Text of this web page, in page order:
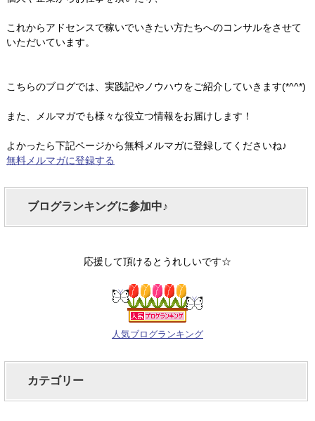
これからアドセンスで稼いでいきたい方たちへのコンサルをさせて
いただいています。
こちらのブログでは、実践記やノウハウをご紹介していきます(*^^*)
また、メルマガでも様々な役立つ情報をお届けします！
よかったら下記ページから無料メルマガに登録してくださいね♪
無料メルマガに登録する
ブログランキングに参加中♪
応援して頂けるとうれしいです☆
人気ブログランキング
カテゴリー